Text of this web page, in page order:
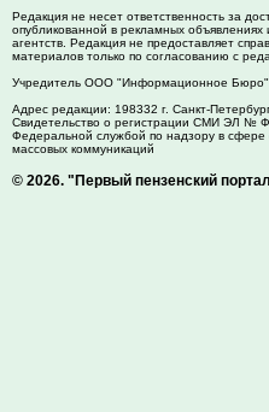
Редакция не несет ответственность за
опубликованной в рекламных
агентств. Редакция не предоставляет
материалов только по согласованию с
Учредитель ООО "Информационное
Адрес редакции: 198332 г. Санкт-
Свидетельство о регистрации СМИ ЭЛ №
Федеральной службой по надзору в
массовых коммуникаций
© 2026. "Первый пензенский